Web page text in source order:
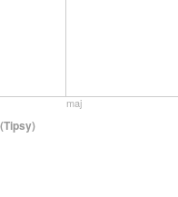
maj